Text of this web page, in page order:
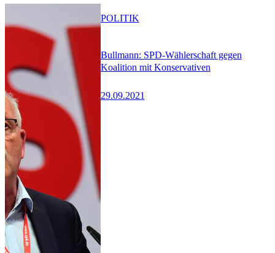
Bullmann: SPD-Wählerschaft gegen
Koalition mit Konservativen
29.09.2021
POLITIK